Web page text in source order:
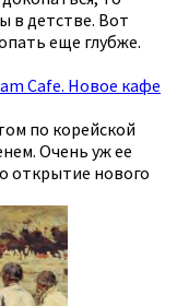
в детстве. Вот
еще глубже.
Cafe. Новое кафе
по корейской
Очень уж ее
открытие нового